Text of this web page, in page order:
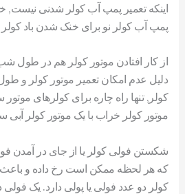
اینکه تعمیر پمپ آب کولر شدنی
پمپ آب کولر نو برای خنک شدن باد
از کار افتادن موتور کولر هم در طول شب
دلیل عدم امکان تعمیر موتور کولر و
کولر, تنها راه چاره برای کولرهای
موتور کولر خراب با یک موتور کولر آبی
شکستن فولی کولر یا از جای در آمدن
که هر لحظه ممکن است رخ داده و باعث
کولر دو عدد فولی یا پولی دارد. یک